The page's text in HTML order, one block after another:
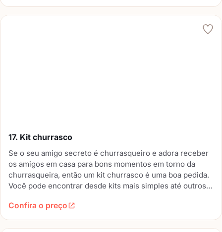
17. Kit churrasco
Se o seu amigo secreto é churrasqueiro e adora receber
os amigos em casa para bons momentos em torno da
churrasqueira, então um kit churrasco é uma boa pedida.
Você pode encontrar desde kits mais simples até outros
Confira o preço